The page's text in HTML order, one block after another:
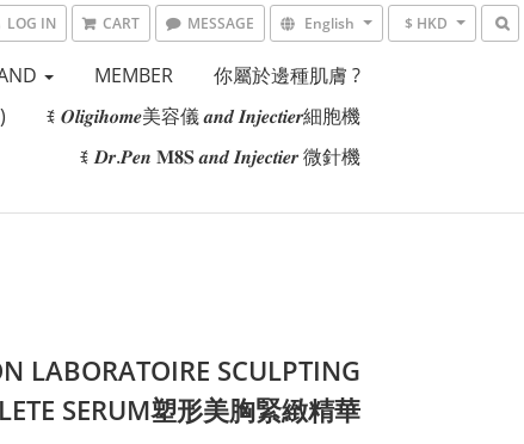
LOG IN CART MESSAGE English $ HKD
MEMBER
你屬於邊種肌膚 ?
ꉂ 𝑶𝒍𝒊𝒈𝒊𝒉𝒐𝒎𝒆美容儀 𝒂𝒏𝒅 𝑰𝒏𝒋𝒆𝒄𝒕𝒊𝒆𝒓細胞機
ꉂ 𝑫𝒓.𝑷𝒆𝒏 𝐌𝟖𝐒 𝒂𝒏𝒅 𝑰𝒏𝒋𝒆𝒄𝒕𝒊𝒆𝒓 微針機
LABORATOIRE SCULPTING
SERUM塑形美胸緊緻精華